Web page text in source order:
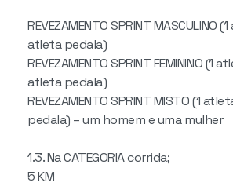
REVEZAMENTO SPRINT MASCULINO
atleta pedala)
REVEZAMENTO SPRINT FEMININO (1
atleta pedala)
REVEZAMENTO SPRINT MISTO (1
pedala) – um homem e uma mulher
1.3. Na CATEGORIA corrida;
5 KM